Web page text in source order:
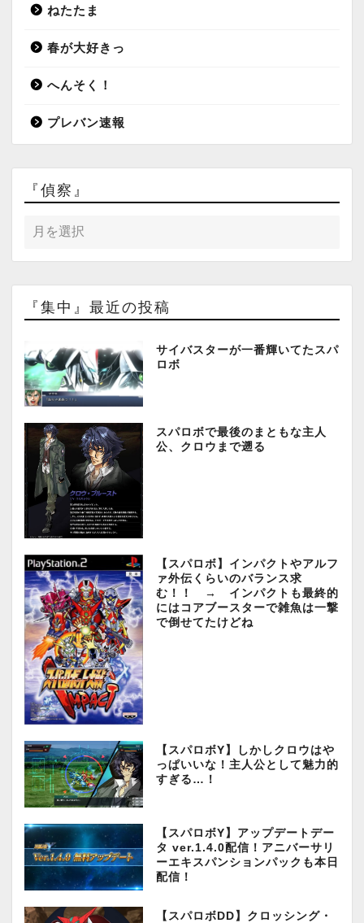
ねたたま
春が大好きっ
へんそく！
プレバン速報
『偵察』
『集中』最近の投稿
サイバスターが一番輝いてたスパ
ロボ
スパロボで最後のまともな主人
公、クロウまで遡る
【スパロボ】インパクトやアルフ
ァ外伝くらいのバランス求
む！！ → インパクトも最終的
にはコアブースターで雑魚は一撃
で倒せてたけどね
【スパロボY】しかしクロウはや
っぱいいな！主人公として魅力的
すぎる…！
【スパロボY】アップデートデー
タ ver.1.4.0配信！アニバーサリ
ーエキスパンションパックも本日
配信！
【スパロボDD】クロッシング・